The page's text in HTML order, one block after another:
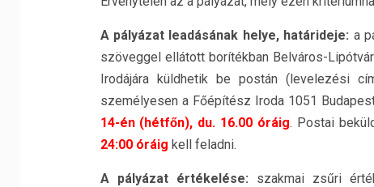
A pályázat leadásának helye, határideje: a
szöveggel ellátott borítékban Belváros-
Irodájára küldhetik be postán (levelezési
személyesen a Főépítész Iroda 1051
14-én (hétfőn), du. 16.00 óráig. Postai
24:00 óráig kell feladni.
A pályázat értékelése: szakmai zsűri